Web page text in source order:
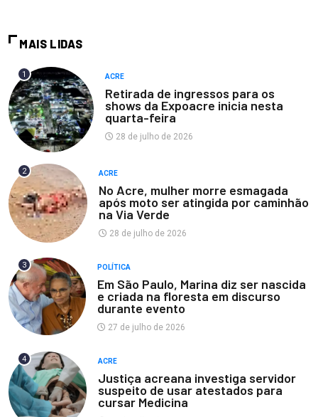
MAIS LIDAS
1 ACRE
Retirada de ingressos para os
shows da Expoacre inicia nesta
quarta-feira
28 de julho de 2026
2 ACRE
No Acre, mulher morre esmagada
após moto ser atingida por caminhão
na Via Verde
28 de julho de 2026
3 POLÍTICA
Em São Paulo, Marina diz ser nascida
e criada na floresta em discurso
durante evento
27 de julho de 2026
4 ACRE
Justiça acreana investiga servidor
suspeito de usar atestados para
cursar Medicina